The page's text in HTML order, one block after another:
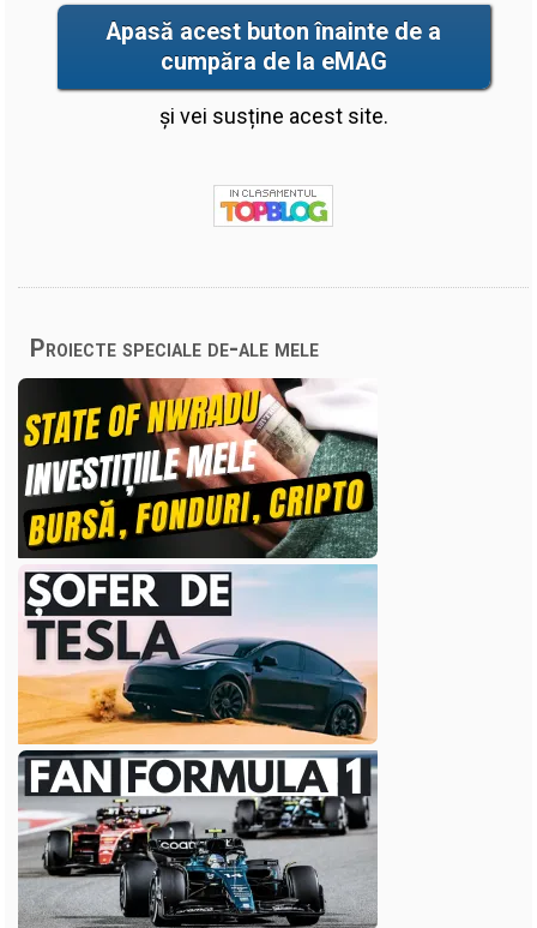
Apasă acest buton înainte de a
cumpăra de la eMAG
și vei susține acest site.
Proiecte speciale de-ale mele